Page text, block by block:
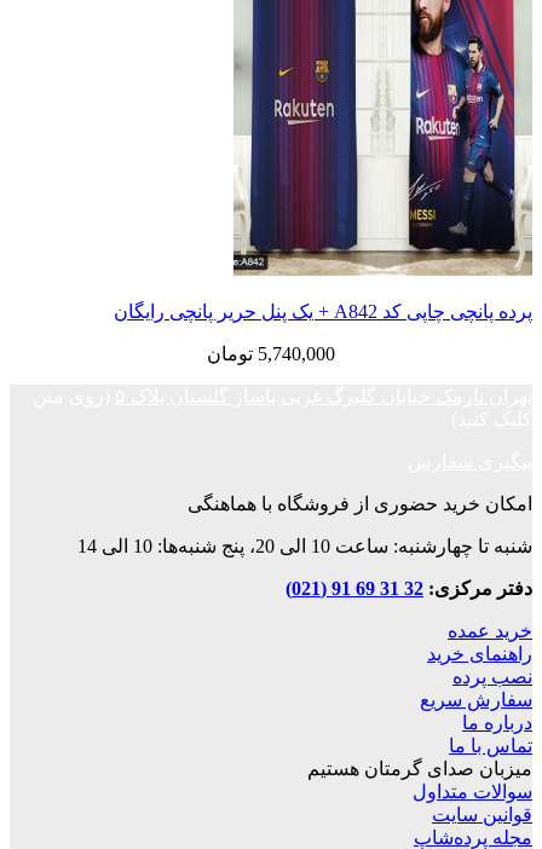
پرده پانچی چاپی کد A842 + یک پنل حریر پانچی رایگان
5,740,000 تومان
امکان خرید حضوری از فروشگاه با هماهنگی
شنبه تا چهارشنبه: ساعت 10 الی 20، پنج شنبه‌ها: 10 الی 14
دفتر مرکزی:32 31 69 91 (021)
خرید عمده
راهنمای خرید
نصب پرده
سفارش سریع
درباره ما
تماس با ما
میزبان صدای گرمتان هستیم
سوالات متداول
قوانین‌ سایت
مجله پرده‌شاپ